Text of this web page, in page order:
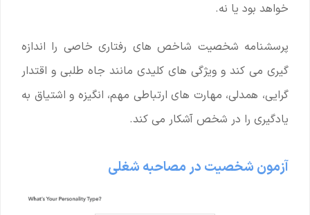
خواهد بود یا نه.
پرسشنامه شخصیت شاخص های رفتاری خاصی را اندازه
گیری می کند و ویژگی های کلیدی مانند جاه طلبی و اقتدار
گرایی، همدلی، مهارت های ارتباطی مهم، انگیزه و اشتیاق به
یادگیری را در شخص آشکار می کند.
آزمون شخصیت در مصاحبه شغلی